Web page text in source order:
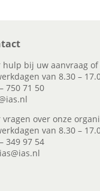
hulp bij uw aanvraag
van 8.30 –
750 71 50
vragen over onze
van 8.30 –
349 97 54